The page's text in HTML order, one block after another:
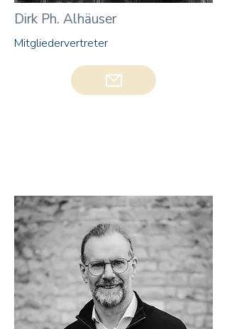
Dirk Ph. Alhäuser
Mitgliedervertreter